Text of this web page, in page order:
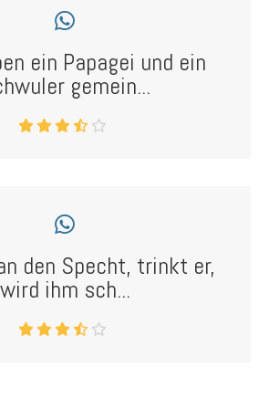
ein Papagei und ein
gemein...
den Specht, trinkt er,
wird ihm sch...